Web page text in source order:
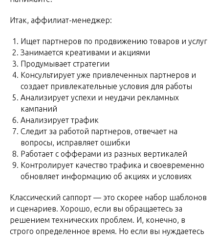
Итак, аффилиат-менеджер:
Ищет партнеров по продвижению товаров и услуг
Занимается креативами и акциями
Продумывает стратегии
Консультирует уже привлеченных партнеров и
создает привлекательные условия для работы
Анализирует успехи и неудачи рекламных
кампаний
Анализирует трафик
Следит за работой партнеров, отвечает на
вопросы, исправляет ошибки
Работает с офферами из разных вертикалей
Контролирует качество трафика и своевременно
обновляет информацию об акциях и условиях
Классический саппорт — это скорее набор шаблонов
и сценариев. Хорошо, если вы обращаетесь за
решением технических проблем. И, конечно, в
строго определенное время. Но если вы нуждаетесь